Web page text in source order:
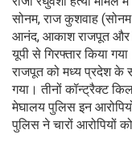
सोनम, राज कुशवाह
आनंद, आकाश राजपूत और
यूपी से गिरफ्तार किया
राजपूत को मध्य प्रदेश
गया। तीनों कॉन्ट्रैक्ट
मेघालय पुलिस इन
पुलिस ने चारों आरोपियों